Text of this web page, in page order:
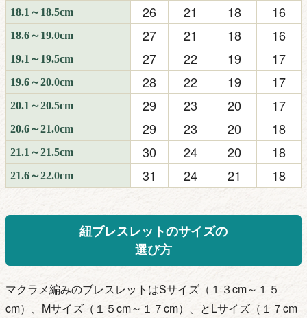
18.1～18.5cm 26 21 18 16
18.6～19.0cm 27 21 18 16
19.1～19.5cm 27 22 19 17
19.6～20.0cm 28 22 19 17
20.1～20.5cm 29 23 20 17
20.6～21.0cm 29 23 20 18
21.1～21.5cm 30 24 20 18
21.6～22.0cm 31 24 21 18
紐ブレスレットのサイズの
選び方
マクラメ編みのブレスレットはSサイズ（１３cm～１５
cm）、Mサイズ（１５cm～１７cm）、とLサイズ（１７cm